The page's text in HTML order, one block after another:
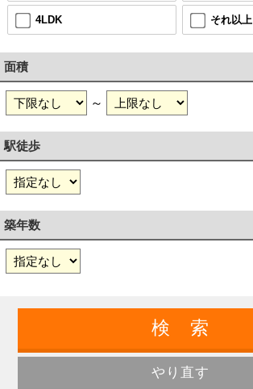
4LDK それ以上
面積
～
駅徒歩
築年数